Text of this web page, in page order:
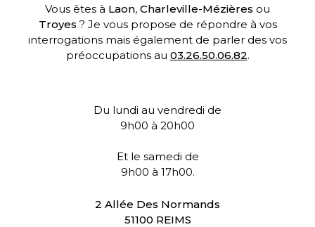
Vous êtes à Laon, Charleville-Mézières ou
Troyes ? Je vous propose de répondre à vos
interrogations mais également de parler des vos
préoccupations au 03.26.50.06.82.
Du lundi au vendredi de
9h00 à 20h00
Et le samedi de
9h00 à 17h00.
2 Allée Des Normands
51100 REIMS